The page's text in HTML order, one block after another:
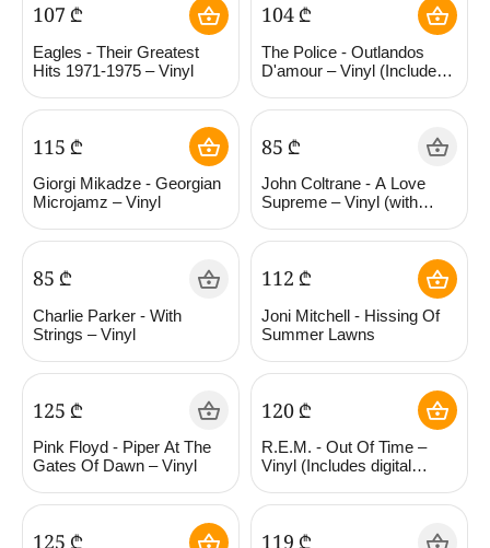
‍107‍₾
Eagles - Their Greatest
Hits 1971-1975 – Vinyl
‍104‍₾
The Police - Outlandos
D'amour – Vinyl (Includes
MP3 version of the album)
‍115‍ ₾
Giorgi Mikadze - Georgian
Microjamz – Vinyl
‍85‍ ₾
John Coltrane - A Love
Supreme – Vinyl (with
Tyner, Elvin Jones)
‍85‍ ₾
Charlie Parker - With
Strings – Vinyl
‍112‍ ₾
Joni Mitchell - Hissing Of
Summer Lawns
‍125‍ ₾
Pink Floyd - Piper At The
Gates Of Dawn – Vinyl
‍120‍ ₾
R.E.M. ‎- Out Of Time –
Vinyl (Includes digital
‍125‍ ₾ ‍119‍ ₾